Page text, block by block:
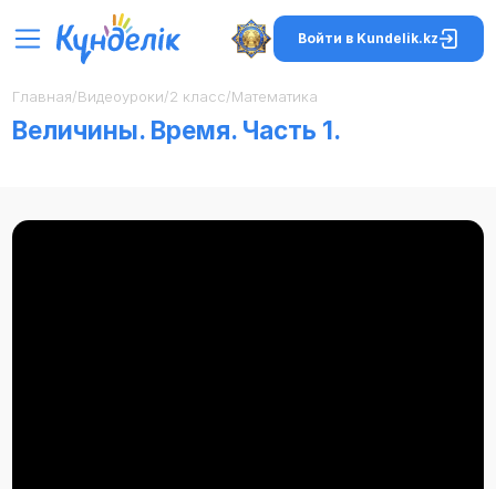
Войти в Kundelik.kz
Главная/Видеоуроки/2 класс/Математика
Величины. Время. Часть 1.